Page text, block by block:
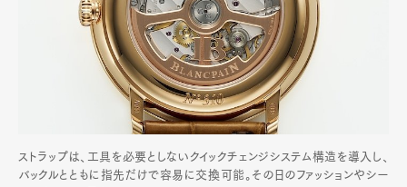
ストラップは、工具を必要としないクイックチェンジシステム構造を導入し、
バックルとともに指先だけで容易に交換可能。その日のファッションやシー